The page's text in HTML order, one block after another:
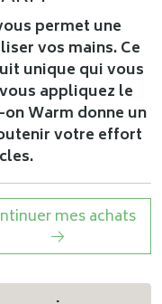
permet une
vos mains. Ce
unique qui vous
appliquez le
Warm donne un
votre effort
mes achats